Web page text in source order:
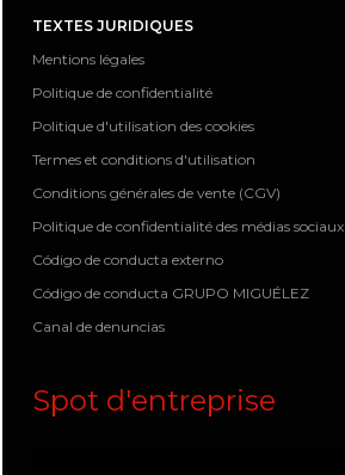
TEXTES JURIDIQUES
Mentions légales
Politique de confidentialité
Politique d'utilisation des cookies
Termes et conditions d'utilisation
Conditions générales de vente (CGV)
Politique de confidentialité des médias sociaux
Código de conducta externo
Código de conducta GRUPO MIGUÉLEZ
Canal de denuncias
Spot d'entreprise